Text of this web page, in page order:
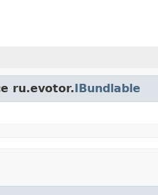
ru.evotor.IBundlable